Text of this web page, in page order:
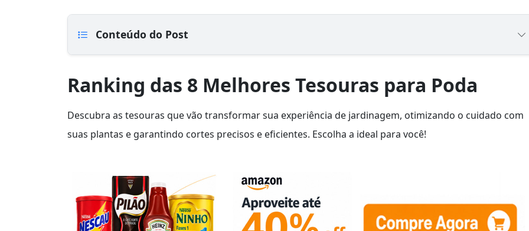
Conteúdo do Post
Ranking das 8 Melhores Tesouras para Poda
Descubra as tesouras que vão transformar sua experiência de jardinagem, otimizando o cuidado com
suas plantas e garantindo cortes precisos e eficientes. Escolha a ideal para você!